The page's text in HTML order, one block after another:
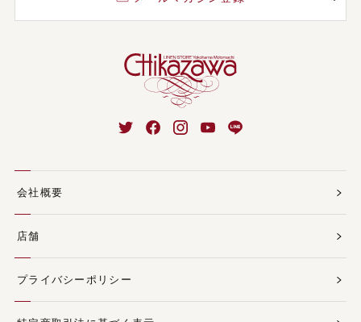
会社概要
店舗
プライバシーポリシー